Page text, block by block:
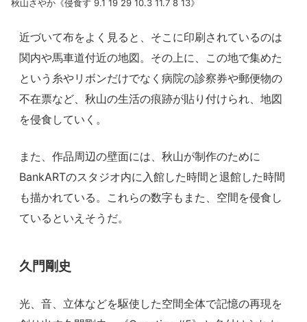
秋山さやか《侵食す 9.1 19 29 10.3 11.7 8 13》
近づいて布をよく見ると、そこに印刷されているのは
関内や馬車道付近の地図。その上に、この地で集めた
という糸やリボンだけでなく病院の診察券や郵便物の
不在票など、秋山の生活の痕跡が貼り付けられ、地図
を侵食していく。
また、作品周辺の壁面には、秋山が制作のために
BankARTのスタジオ内に入館した時間と退館した時間
も描かれている。これらの数字もまた、空間を侵食し
ているといえそうだ。
久門剛史
光、音、立体などを駆使した空間全体で記憶の再現を